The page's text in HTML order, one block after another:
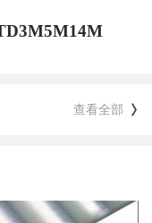
查看全部